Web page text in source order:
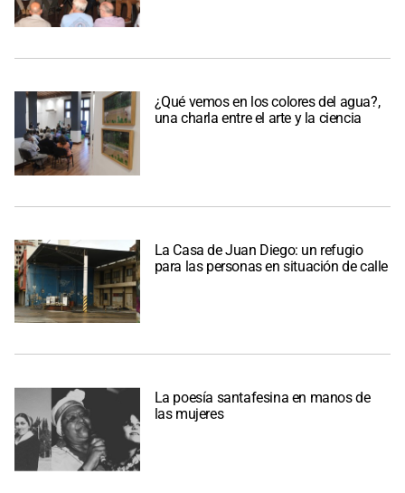
¿Qué vemos en los colores del agua?,
una charla entre el arte y la ciencia
La Casa de Juan Diego: un refugio
para las personas en situación de calle
La poesía santafesina en manos de
las mujeres